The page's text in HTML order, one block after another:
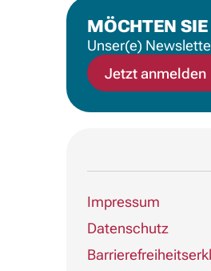
MÖCHTEN
Unser(e)
Jetzt anmelden
Impressum
Datenschutz